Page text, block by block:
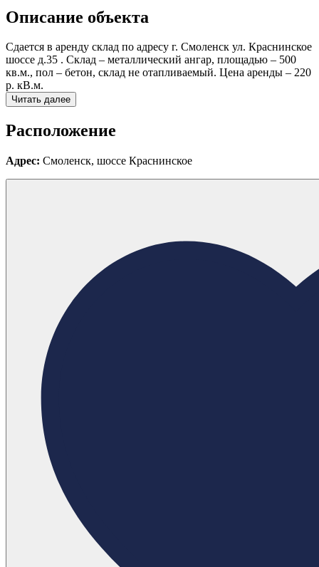
Описание объекта
Сдается в аренду склад по адресу г. Смоленск ул. Краснинское
шоссе д.35 . Склад – металлический ангар, площадью – 500
кв.м., пол – бетон, склад не отапливаемый. Цена аренды – 220
р. кВ.м.
Читать далее
Расположение
Адрес: Смоленск, шоссе Краснинское